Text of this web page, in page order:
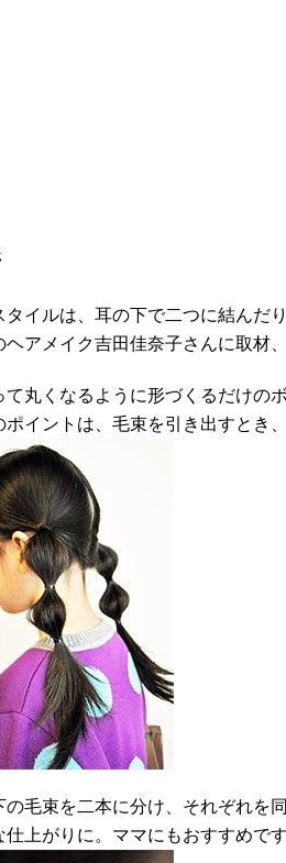
イルは、耳の下で二つに結ん
アメイク吉田佳奈子さんに取材
丸くなるように形づくるだけ
イントは、毛束を引き出すとき
毛束を二本に分け、それぞれ
上がりに。ママにもおすすめです